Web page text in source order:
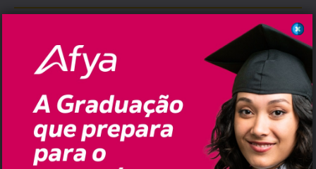
Erramos em quê?
erramos@pauta.blog.br